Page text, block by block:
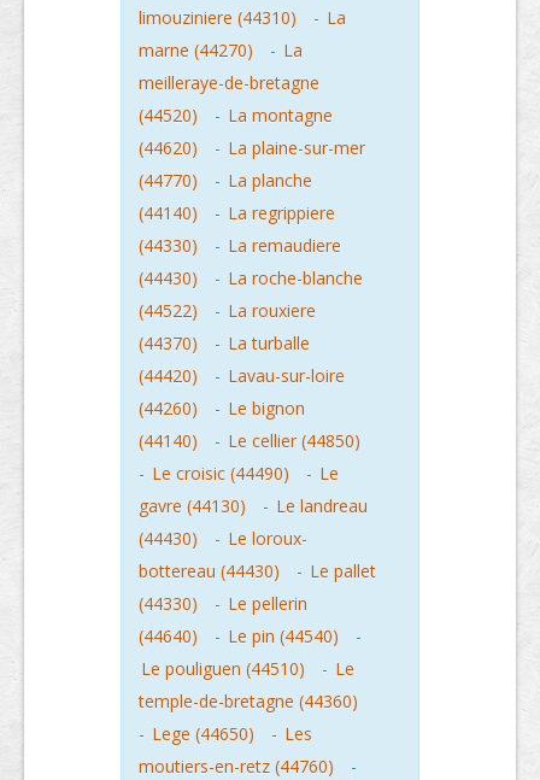
limouziniere (44310)
- La
marne (44270)
- La
meilleraye-de-bretagne
(44520)
- La montagne
(44620)
- La plaine-sur-mer
(44770)
- La planche
(44140)
- La regrippiere
(44330)
- La remaudiere
(44430)
- La roche-blanche
(44522)
- La rouxiere
(44370)
- La turballe
(44420)
- Lavau-sur-loire
(44260)
- Le bignon
(44140)
- Le cellier (44850)
- Le croisic (44490) - Le
gavre (44130)
- Le landreau
(44430)
- Le loroux-
bottereau (44430)
- Le pallet
(44330)
- Le pellerin
(44640)
- Le pin (44540)
-
Le pouliguen (44510)
- Le
temple-de-bretagne (44360)
- Lege (44650) - Les
moutiers-en-retz (44760)
-